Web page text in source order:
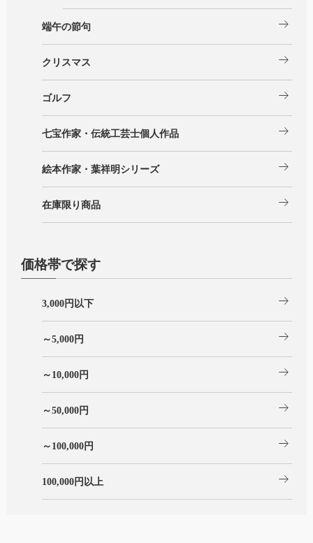
端午の節句 arrow_right_alt
クリスマス arrow_right_alt
ゴルフ arrow_right_alt
七宝作家・伝統工芸士個人作品 arrow_right_alt
絵本作家・葉祥明シリーズ arrow_right_alt
在庫限り商品 arrow_right_alt
価格帯で探す
3,000円以下 arrow_right_alt
～5,000円 arrow_right_alt
～10,000円 arrow_right_alt
～50,000円 arrow_right_alt
～100,000円 arrow_right_alt
100,000円以上 arrow_right_alt